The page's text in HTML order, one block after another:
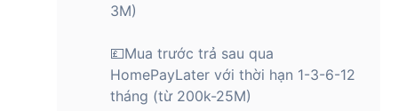
3M)
💷Mua trước trả sau qua
HomePayLater với thời hạn 1-3-6-12
tháng (từ 200k-25M)